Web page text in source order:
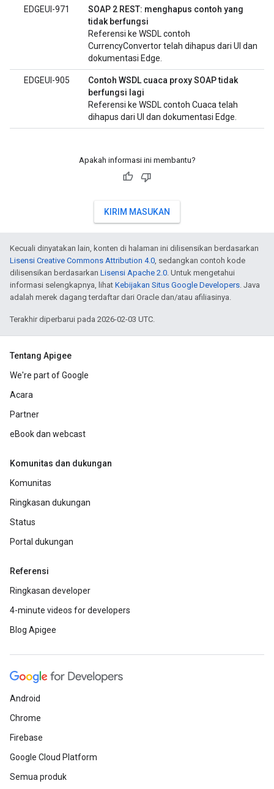
EDGEUI-971
SOAP 2 REST: menghapus contoh yang
tidak berfungsi
Referensi ke WSDL contoh
CurrencyConvertor telah dihapus dari UI dan
dokumentasi Edge.
EDGEUI-905
Contoh WSDL cuaca proxy SOAP tidak
berfungsi lagi
Referensi ke WSDL contoh Cuaca telah
dihapus dari UI dan dokumentasi Edge.
Apakah informasi ini membantu?
KIRIM MASUKAN
Kecuali dinyatakan lain, konten di halaman ini dilisensikan berdasarkan
Lisensi Creative Commons Attribution 4.0, sedangkan contoh kode
dilisensikan berdasarkan Lisensi Apache 2.0. Untuk mengetahui
informasi selengkapnya, lihat Kebijakan Situs Google Developers. Java
adalah merek dagang terdaftar dari Oracle dan/atau afiliasinya.
Terakhir diperbarui pada 2026-02-03 UTC.
Tentang Apigee
We're part of Google
Acara
Partner
eBook dan webcast
Komunitas dan dukungan
Komunitas
Ringkasan dukungan
Status
Portal dukungan
Referensi
Ringkasan developer
4-minute videos for developers
Blog Apigee
Android
Chrome
Firebase
Google Cloud Platform
Semua produk